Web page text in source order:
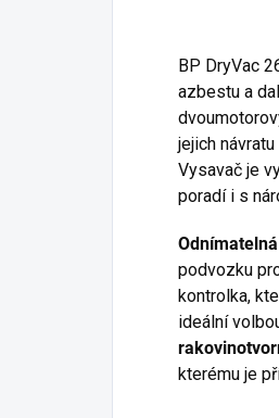
BP DryVac
azbestu a
jejich
Vysavač je
poradí i s
podvozku
kontrolka,
ideální
kterému je